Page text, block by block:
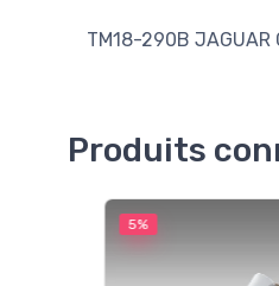
TM18-290B JAGUAR
Produits
5%